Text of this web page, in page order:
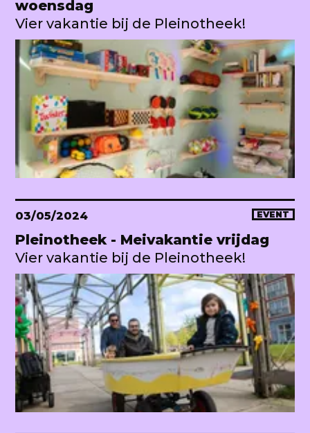
woensdag
Vier vakantie bij de Pleinotheek!
03/05/2024 EVENT
Pleinotheek - Meivakantie vrijdag
Vier vakantie bij de Pleinotheek!